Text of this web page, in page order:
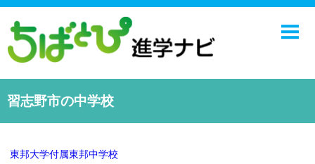
中学校
学校ニュース
習志野市の中学校
東邦大学付属東邦中学校